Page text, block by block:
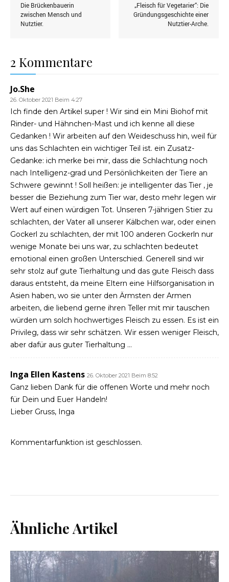
Die Brückenbauerin
zwischen Mensch und
Nutztier.
„Fleisch für Vegetarier“: Die
Gründungsgeschichte einer
Nutztier-Arche.
2 Kommentare
Jo.She
26. Oktober 2021 Beim 4:27
Ich finde den Artikel super ! Wir sind ein Mini Biohof mit
Rinder- und Hähnchen-Mast und ich kenne all diese
Gedanken ! Wir arbeiten auf den Weideschuss hin, weil für
uns das Schlachten ein wichtiger Teil ist. ein Zusatz-
Gedanke: ich merke bei mir, dass die Schlachtung noch
nach Intelligenz-grad und Persönlichkeiten der Tiere an
Schwere gewinnt ! Soll heißen: je intelligenter das Tier , je
besser die Beziehung zum Tier war, desto mehr legen wir
Wert auf einen würdigen Tot. Unseren 7-jährigen Stier zu
schlachten, der Vater all unserer Kälbchen war, oder einen
Gockerl zu schlachten, der mit 100 anderen Gockerln nur
wenige Monate bei uns war, zu schlachten bedeutet
emotional einen großen Unterschied. Generell sind wir
sehr stolz auf gute Tierhaltung und das gute Fleisch dass
daraus entsteht, da meine Eltern eine Hilfsorganisation in
Asien haben, wo sie unter den Ärmsten der Armen
arbeiten, die liebend gerne ihren Teller mit mir tauschen
würden um solch hochwertiges Fleisch zu essen. Es ist ein
Privileg, dass wir sehr schätzen. Wir essen weniger Fleisch,
aber dafür aus guter Tierhaltung …
Inga Ellen Kastens 26. Oktober 2021 Beim 8:52
Ganz lieben Dank für die offenen Worte und mehr noch
für Dein und Euer Handeln!
Lieber Gruss, Inga
Kommentarfunktion ist geschlossen.
Ähnliche Artikel